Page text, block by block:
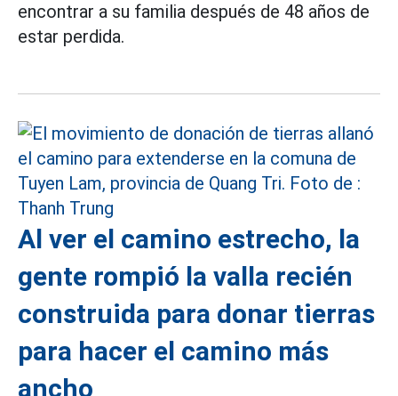
encontrar a su familia después de 48 años de
estar perdida.
Al ver el camino estrecho, la
gente rompió la valla recién
construida para donar tierras
para hacer el camino más
ancho